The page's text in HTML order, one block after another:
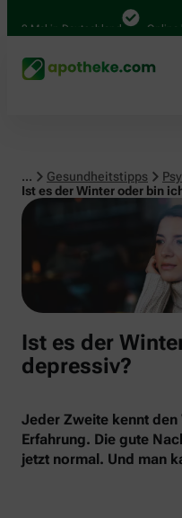
Mal in Deutschland Online bei
... Gesundheitstipps
Ist es der Winter oder bin
Psyche & Wohlbefinden
Ist es der
depressiv?
Jeder Zweite kennt
Erfahrung. Die gute
jetzt normal. Und man